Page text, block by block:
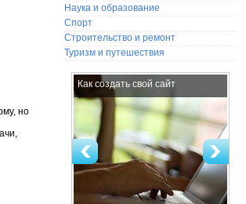
но
Наука и образование
Спорт
Строительство и ремонт
Туризм и путешествия
Как создать свой сайт